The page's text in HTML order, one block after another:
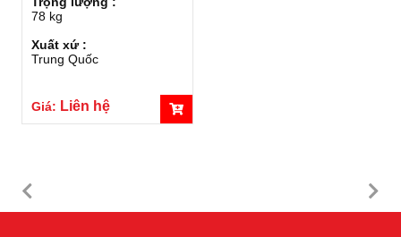
78 kg
Xuất xứ :
Trung Quốc
Giá: Liên hệ